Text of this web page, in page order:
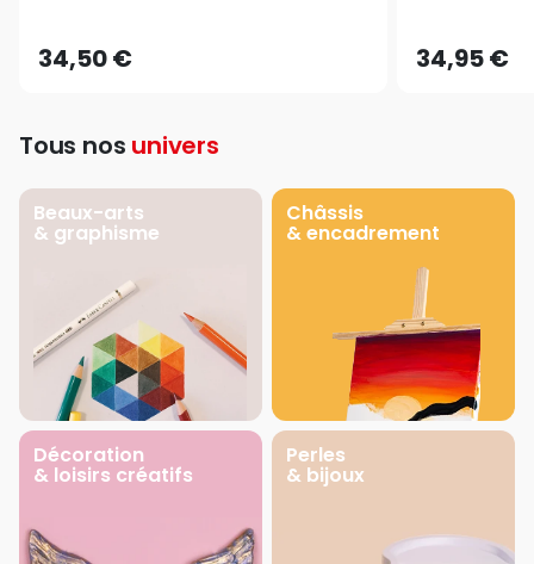
34,50 € 34,95 €
Tous nos univers
Beaux-arts
& graphisme
Châssis
& encadrement
Décoration
& loisirs créatifs
Perles
& bijoux